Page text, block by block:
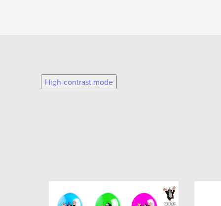
High-contrast mode